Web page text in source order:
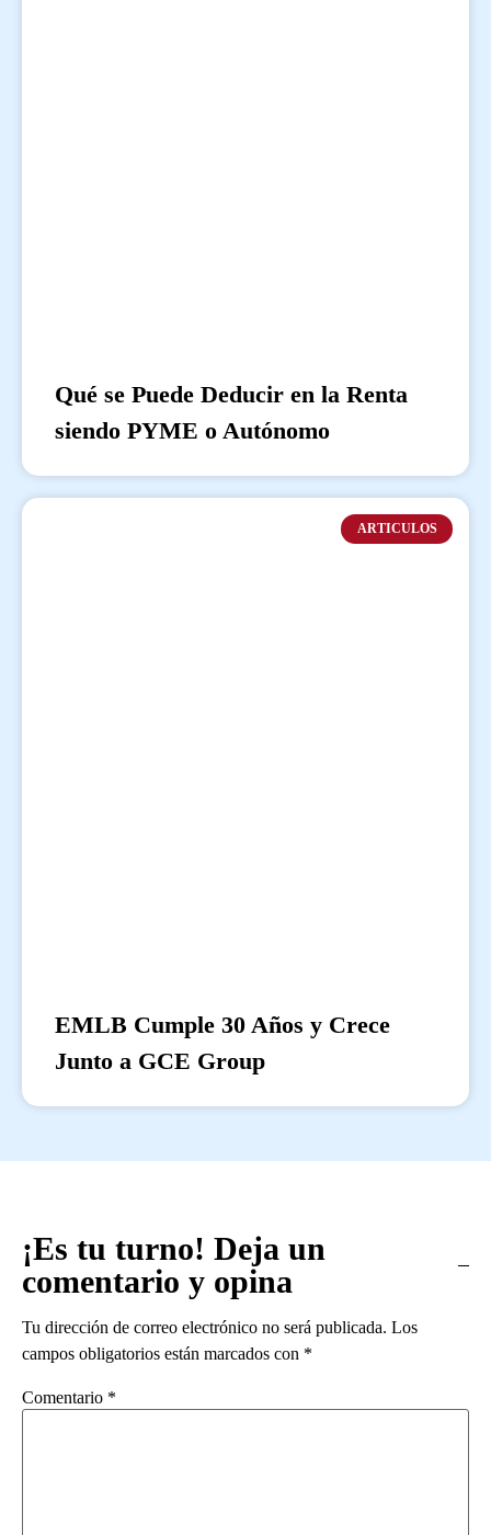
Qué se Puede Deducir en la Renta
siendo PYME o Autónomo
ARTICULOS
EMLB Cumple 30 Años y Crece
Junto a GCE Group
¡Es tu turno! Deja un
comentario y opina
Tu dirección de correo electrónico no será publicada. Los
campos obligatorios están marcados con *
Comentario *